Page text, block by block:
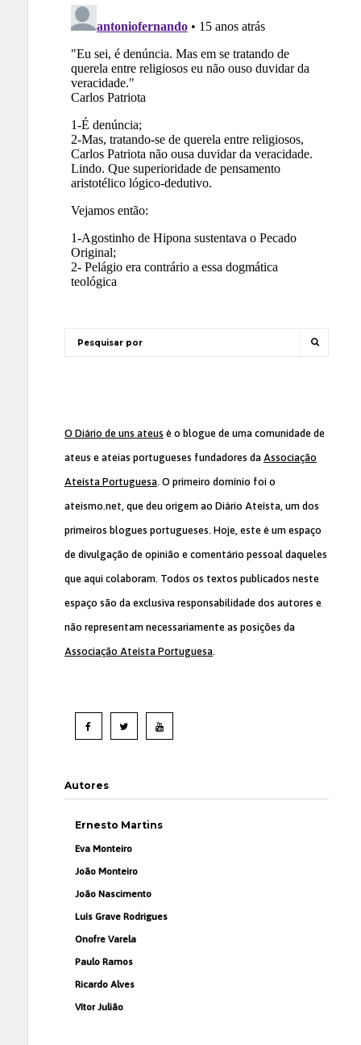
O Diário de uns ateus é o blogue de uma comunidade de
ateus e ateias portugueses fundadores da Associação
Ateísta Portuguesa. O primeiro domínio foi o
ateismo.net, que deu origem ao Diário Ateísta, um dos
primeiros blogues portugueses. Hoje, este é um espaço
de divulgação de opinião e comentário pessoal daqueles
que aqui colaboram. Todos os textos publicados neste
espaço são da exclusiva responsabilidade dos autores e
não representam necessariamente as posições da
Associação Ateísta Portuguesa.
Autores
Ernesto Martins
Eva Monteiro
João Monteiro
João Nascimento
Luís Grave Rodrigues
Onofre Varela
Paulo Ramos
Ricardo Alves
Vítor Julião